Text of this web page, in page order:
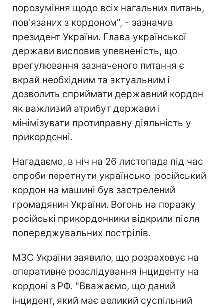
порозуміння щодо всіх нагальних питань,
пов'язаних з кордоном", - зазначив
президент України. Глава української
держави висловив упевненість, що
врегулювання зазначеного питання є
вкрай необхідним та актуальним і
дозволить сприймати державний кордон
як важливий атрибут держави і
мінімізувати протиправну діяльність у
прикордонні.
Нагадаємо, в ніч на 26 листопада під час
спроби перетнути українсько-російський
кордон на машині був застрелений
громадянин України. Вогонь на поразку
російські прикордонники відкрили після
попереджувальних пострілів.
МЗС України заявило, що розраховує на
оперативне розслідування інциденту на
кордоні з РФ. "Вважаємо, що даний
інцидент, який має великий суспільний